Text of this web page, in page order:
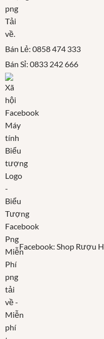
Bán Lẻ: 0858 474 333
Bán Sỉ: 0833 242 666
Facebook: Shop Rượu